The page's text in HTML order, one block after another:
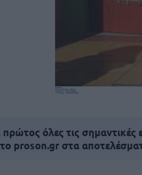
όλες τις σημαντικές
proson.gr στα